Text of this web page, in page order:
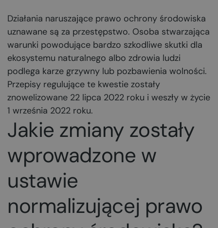
Działania naruszające prawo ochrony środowiska
uznawane są za przestępstwo. Osoba stwarzająca
warunki powodujące bardzo szkodliwe skutki dla
ekosystemu naturalnego albo zdrowia ludzi
podlega karze grzywny lub pozbawienia wolności.
Przepisy regulujące te kwestie zostały
znowelizowane 22 lipca 2022 roku i weszły w życie
1 września 2022 roku.
Jakie zmiany zostały
wprowadzone w
ustawie
normalizującej prawo